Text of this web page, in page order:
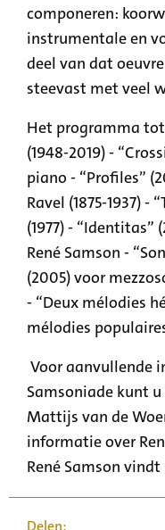
componeren:
instrumentale en
deel van dat
steevast met veel
Het programma
(1948-2019) -
piano - “Profiles”
Ravel (1875-1937) -
(1977) - “Identitas”
René Samson -
(2005) voor
- “Deux mélodies
mélodies
Voor aanvullende
Samsoniade kunt
Mattijs van de
informatie over
René Samson vindt